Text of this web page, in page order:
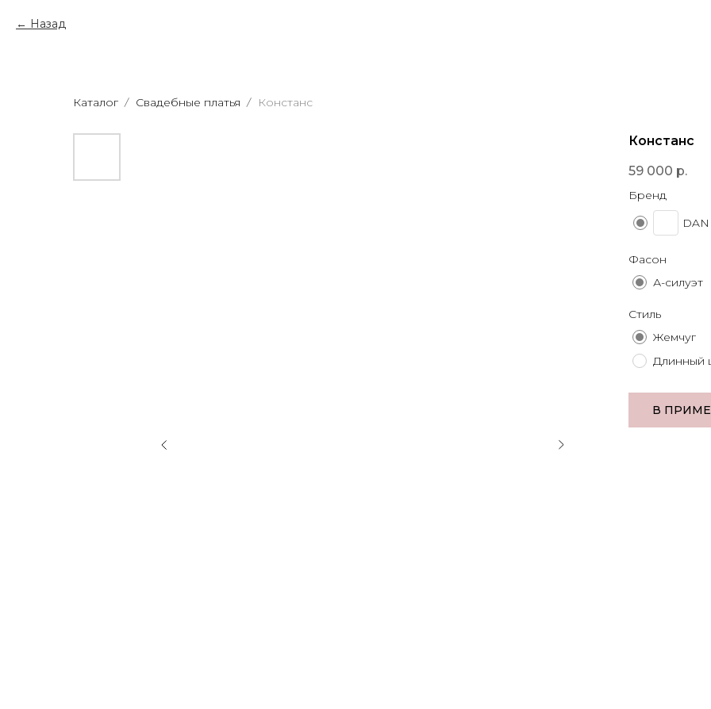
Назад
Каталог Свадебные платья Констанс
Констанс
59 000 р.
Бренд
Фасон
А-силуэт
Стиль
Жемчуг
Длинный
В